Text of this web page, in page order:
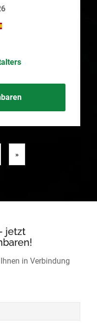
»
jetzt
in Verbindung